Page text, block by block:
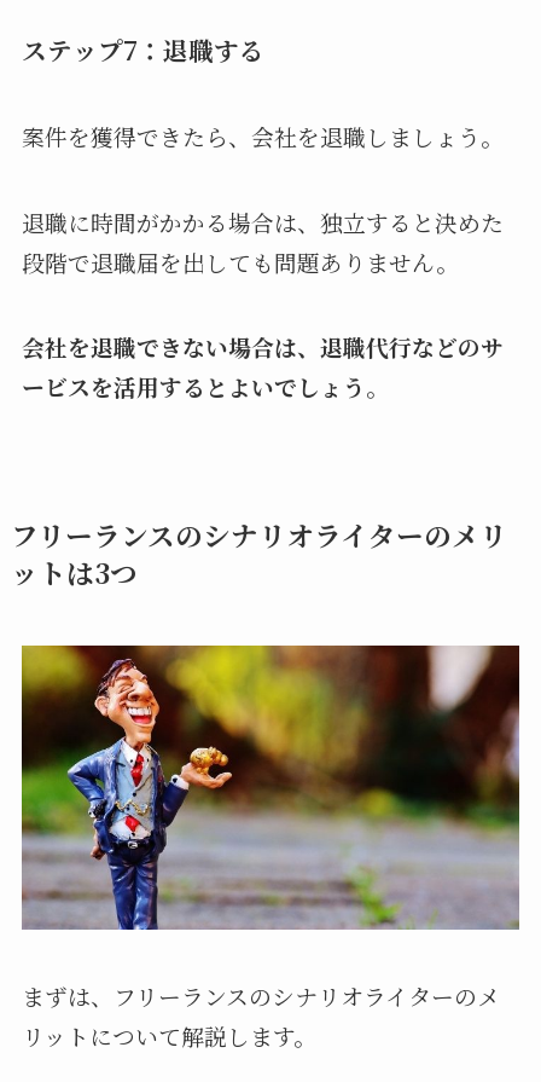
ステップ7：退職する
案件を獲得できたら、会社を退職しましょう。
退職に時間がかかる場合は、独立すると決めた
段階で退職届を出しても問題ありません。
会社を退職できない場合は、退職代行などのサ
ービスを活用するとよいでしょう。
フリーランスのシナリオライターのメリ
ットは3つ
まずは、フリーランスのシナリオライターのメ
リットについて解説します。